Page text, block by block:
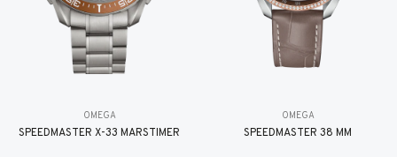
OMEGA
SPEEDMASTER X-33 MARSTIMER
OMEGA
SPEEDMASTER 38 MM